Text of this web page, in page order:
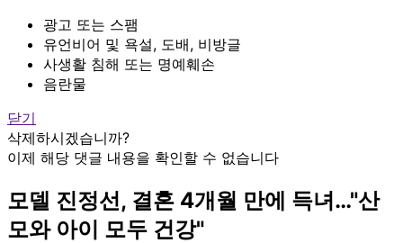
광고 또는 스팸
유언비어 및 욕설, 도배, 비방글
사생활 침해 또는 명예훼손
음란물
닫기
삭제하시겠습니까?
이제 해당 댓글 내용을 확인할 수 없습니다
모델 진정선, 결혼 4개월 만에 득녀…"산
모와 아이 모두 건강"